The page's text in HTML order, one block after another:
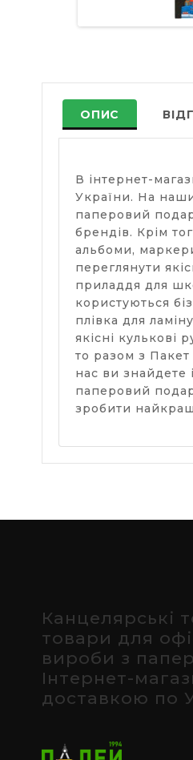
ОПИС
В інтернет-
України. На
паперовий
брендів. Крім
альбоми,
переглянути
приладдя для
користуються
плівка для
якісні
то разом з
нас ви знайдете
паперовий
зробити
Канцелярські
товари для
вироби з
Інтернет-
доставкою по